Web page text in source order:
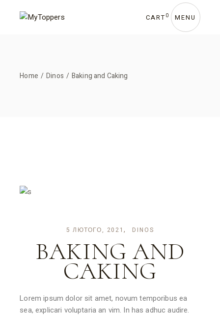
CART 0 MENU
Home Dinos Baking and Caking
5 ЛЮТОГО, 2021 DINOS
BAKING AND
CAKING
Lorem ipsum dolor sit amet, novum temporibus ea
sea, explicari voluptaria an vim. In has adhuc audire.